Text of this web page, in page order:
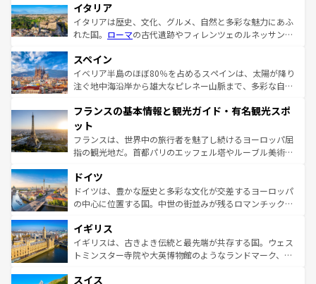
イタリア
イタリアは歴史、文化、グルメ、自然と多彩な魅力にあふ
れた国。 ローマの古代遺跡やフィレンツェのルネッサンス
ろん、トスカーナの美しい田園風景やアマルフィ海岸の絶
景など、自然景観も見逃せない。観光の合間には、本場の
ピザやパスタなど、絶品のイタリア料理を堪能することも
ませてくれるイタリアで、忘れられない旅をしてみよう！
なお、新着のイタリア情報は
しい。
スペイン
イベリア半島のほぼ80％を占めるスペインは、太陽が降り
注ぐ地中海沿岸から雄大なピレネー山脈まで、多彩な自然
文化が根付くこの国では、情熱的なフラメンコ、熱気あふ
れる闘牛、そして美味しいタパスが生活の一部となってい
る。首都マドリードの洗練された雰囲気や、バルセロナの
アートに溢れた街角から、地方では古代ローマ遺跡や中世
せる。地方によって風土や気候が異なるスペインはその個
性で訪れる人を魅了する。 なお、新着のスペイン情報は コ
ンテンツ一覧を参照してほしい。
フランスの基本情報と観光ガイド・有名観光スポ
ット
フランスは、世界中の旅行者を魅了し続けるヨーロッパ屈
指の観光地だ。首都パリのエッフェル塔やルーブル美術館
で、幅広い魅力が詰まっている。華麗な宮殿、歴史的な大
聖堂、美しいビーチ、そして豊かな自然が、訪れる者を心
から魅了する。また、フランスは美食の国としても知ら
いる。シャンパンの発祥地であるランス、プロヴァンスの
香り高いラベンダー畑など、多彩な楽しみ方が可能だ。さ
らに、パリ以外の地域にも魅力が溢れており、どの街角に
れる地方に足を運ぶとそれぞれで全く異なる文化を体験で
ドイツ
ドイツは、豊かな歴史と多彩な文化が交差するヨーロッパ
の中心に位置する国。中世の街並みが残るロマンチック街
顔を持つこの国は、どこを歩いても飽きることがない。ベ
ルリンの文化的活気、バイエルン州のアルプスの絶景、そ
してライン川沿いのワイン畑といった風景は必見。ビール
は、お酒好きな人にはぜひ体験してほしい。 なお、新着の
イギリス
イギリスは、古きよき伝統と最先端が共存する国。ウェス
トミンスター寺院や大英博物館のようなランドマーク、歴
リアごとに異なる魅力がある。また、優雅なアフタヌーン
スイス